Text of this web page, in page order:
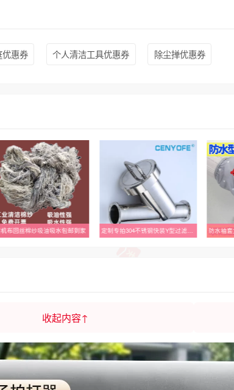
优惠券 个人清洁工具优惠券 除尘掸优惠券
布回丝棉纱吸油吸水包邮到家 定制专拍304不锈钢快装Y型过滤器法兰卡箍式斜插卫生级管道过滤器
收起内容↑